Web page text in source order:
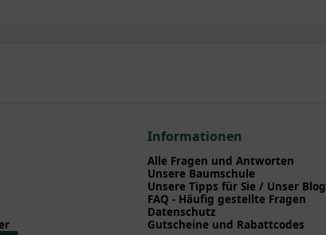
'Navaho'®
Informationen
Alle Fragen und Antworten
Unsere Baumschule
Unsere Tipps für Sie / Unser Blog
FAQ - Häufig gestellte Fragen
Datenschutz
Gutscheine und Rabattcodes